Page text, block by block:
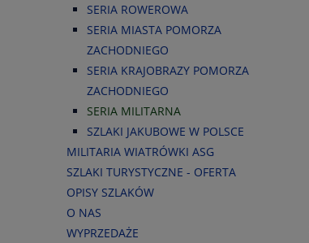
SERIA ROWEROWA
SERIA MIASTA POMORZA
ZACHODNIEGO
SERIA KRAJOBRAZY POMORZA
ZACHODNIEGO
SERIA MILITARNA
SZLAKI JAKUBOWE W POLSCE
MILITARIA WIATRÓWKI ASG
SZLAKI TURYSTYCZNE - OFERTA
OPISY SZLAKÓW
O NAS
WYPRZEDAŻE